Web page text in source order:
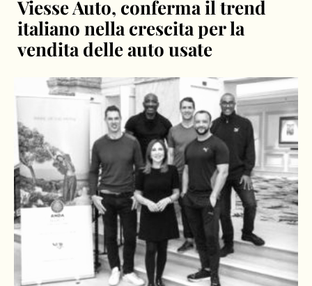
Viesse Auto, conferma il trend
italiano nella crescita per la
vendita delle auto usate